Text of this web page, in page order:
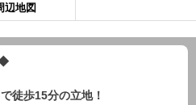
辺地図
徒歩15分の立地！